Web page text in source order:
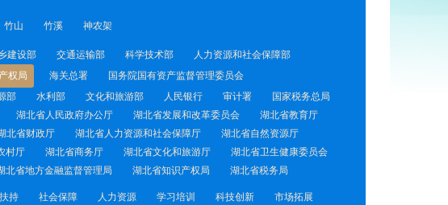
竹山 竹溪 神农架
建设部 交通运输部 科学技术部
人力资源和社会保障部
权局 海关总署
国务院国有资产监督管理委员会
部 水利部 文化和旅游部 人民银行 审计署
国家税务总局
湖北省人民政府办公厅 湖北省发展和改革委员会
湖北省教育厅
北省财政厅 湖北省人力资源和社会保障厅
湖北省自然资源厅
村厅 湖北省商务厅 湖北省文化和旅游厅
湖北省卫生健康委员会
北省地方金融监督管理局 湖北省知识产权局 湖北省税务局
持 社会保障 人力资源 学习培训 科技创新
市场拓展